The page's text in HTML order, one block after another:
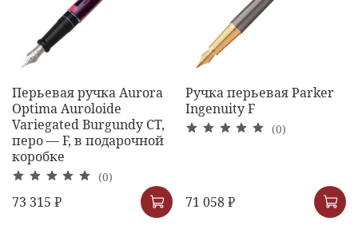
Перьевая ручка Aurora
Optima Auroloide
Variegated Burgundy CT,
перо — F, в подарочной
коробке
(0)
73 315 ₽
Ручка перьевая Parker
Ingenuity F
(0)
71 058 ₽